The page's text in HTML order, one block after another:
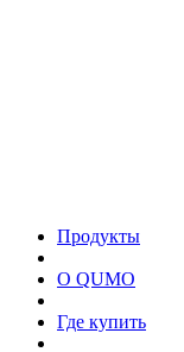
Продукты
О QUMO
Где купить